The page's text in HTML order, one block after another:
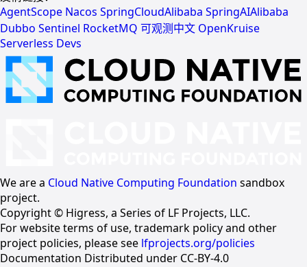
AgentScope Nacos SpringCloudAlibaba SpringAIAlibaba
Dubbo Sentinel RocketMQ 可观测中文 OpenKruise
Serverless Devs
We are a Cloud Native Computing Foundation sandbox
project.
Copyright © Higress, a Series of LF Projects, LLC.
For website terms of use, trademark policy and other
project policies, please see lfprojects.org/policies
Documentation Distributed under CC-BY-4.0